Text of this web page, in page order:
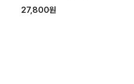
27,800원